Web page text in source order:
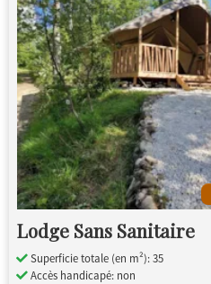
Lodge Sans Sanitaire
Superficie totale (en m²): 35
Accès handicapé: non